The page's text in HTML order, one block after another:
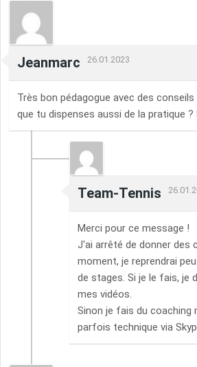
Jeanmarc 26.01.2023
Très bon pédagogue avec des
que tu dispenses aussi de la pratique ?
Team-Tennis
Merci pour ce message !
J'ai arrêté de donner des
moment, je reprendrai
de stages. Si je le fais, je
mes vidéos.
Sinon je fais du
parfois technique via